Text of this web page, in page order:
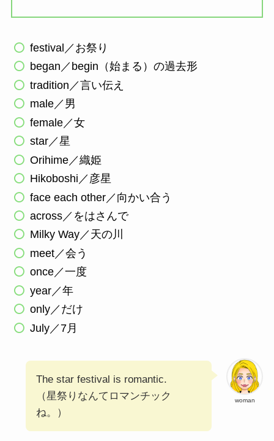
festival／お祭り
began／begin（始まる）の過去形
tradition／言い伝え
male／男
female／女
star／星
Orihime／織姫
Hikoboshi／彦星
face each other／向かい合う
across／をはさんで
Milky Way／天の川
meet／会う
once／一度
year／年
only／だけ
July／7月
woman
The star festival is romantic.
（星祭りなんてロマンチック
ね。）